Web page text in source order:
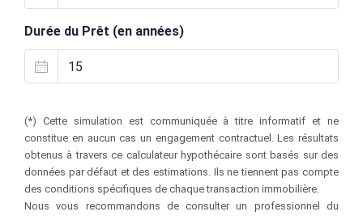
Durée du Prêt (en années)
(*) Cette simulation est communiquée à titre informatif et ne
constitue en aucun cas un engagement contractuel. Les résultats
obtenus à travers ce calculateur hypothécaire sont basés sur des
données par défaut et des estimations. Ils ne tiennent pas compte
des conditions spécifiques de chaque transaction immobilière.
Nous vous recommandons de consulter un professionnel du